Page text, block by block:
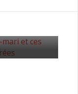
opportunités